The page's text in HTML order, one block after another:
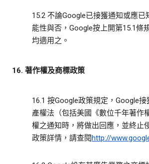
15.2 不論Google已接獲通知或應
能性與否，Google按上開第15.1條
均適用之。
16. 著作權及商標政策
16.1 按Google政策規定，Google
產權法（包括美國《數位千年著作
權之通知時，將做出回應，並終止
政策詳情，請查閱http://